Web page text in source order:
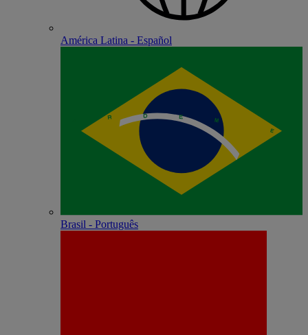
América Latina - Español
Brasil - Português